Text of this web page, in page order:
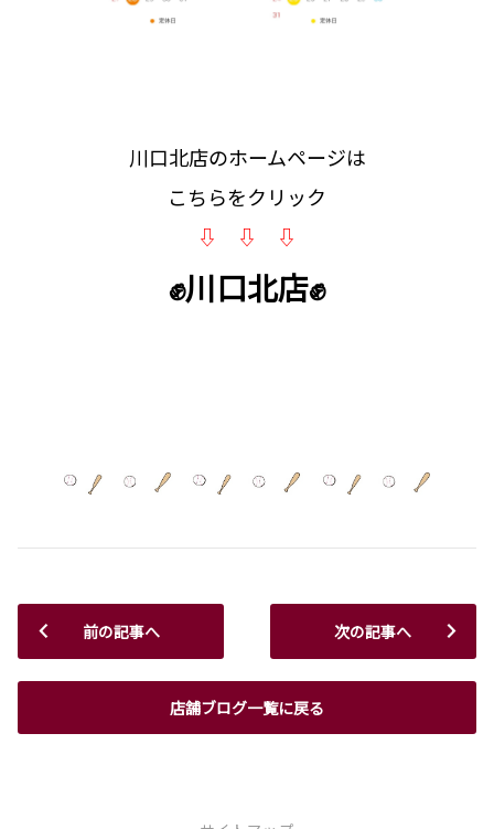
川口北店のホームページは
こちらをクリック
⇩ ⇩ ⇩
✊川口北店✊
前の記事へ
店舗ブログ一覧に戻る
次の記事へ